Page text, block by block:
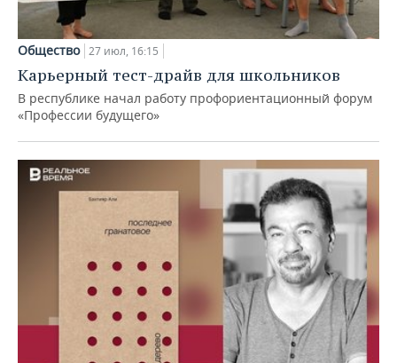
Общество 27 июл, 16:15
Карьерный тест-драйв для школьников
В республике начал работу профориентационный форум
«Профессии будущего»